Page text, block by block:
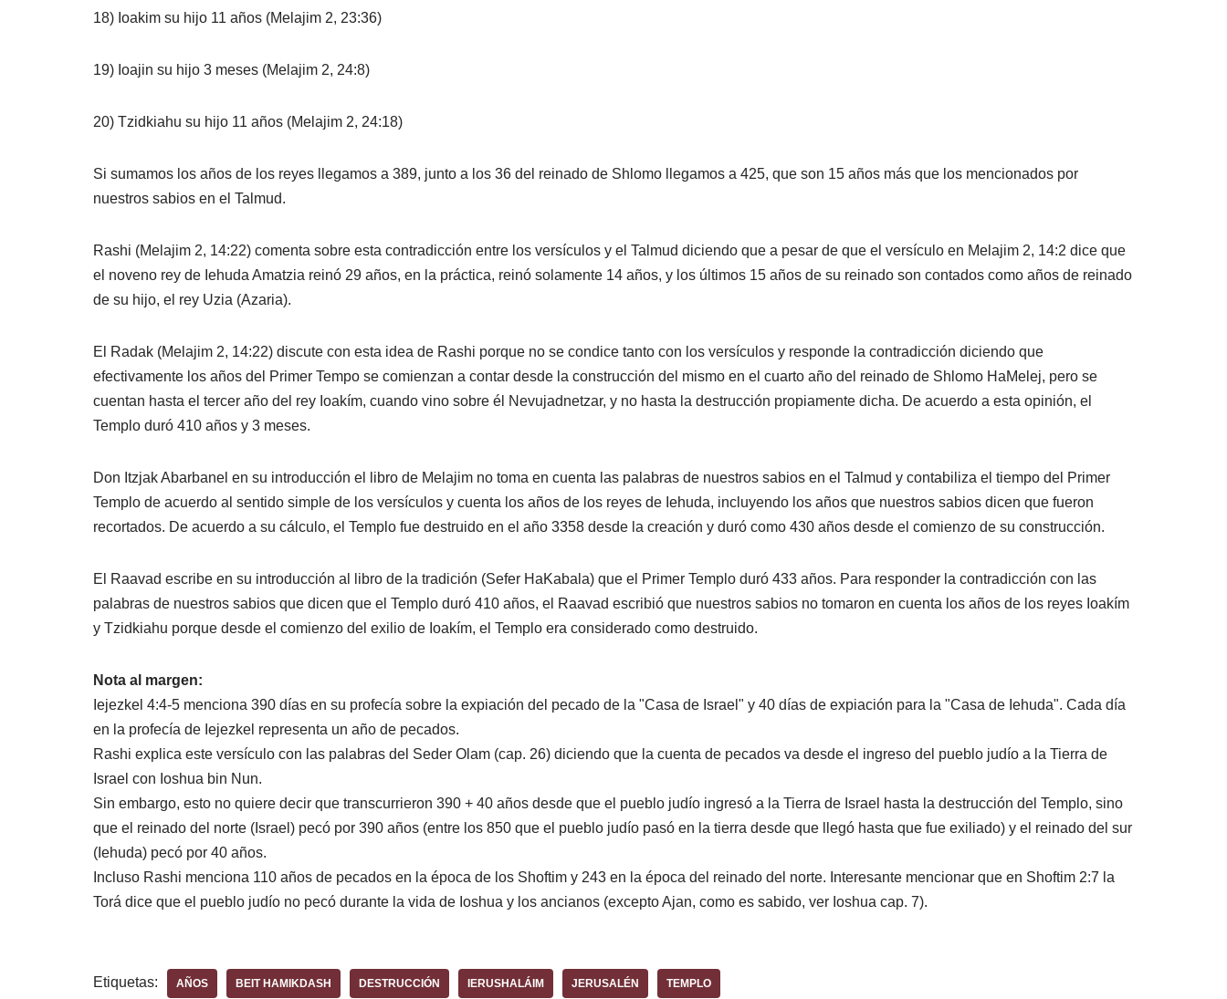
18) Ioakim su hijo 11 años (Melajim 2, 23:36)
19) Ioajin su hijo 3 meses (Melajim 2, 24:8)
20) Tzidkiahu su hijo 11 años (Melajim 2, 24:18)
Si sumamos los años de los reyes llegamos a 389, junto a los 36 del reinado de Shlomo llegamos a 425, que son 15 años más que los mencionados por
nuestros sabios en el Talmud.
Rashi (Melajim 2, 14:22) comenta sobre esta contradicción entre los versículos y el Talmud diciendo que a pesar de que el versículo en Melajim 2, 14:2 dice que
el noveno rey de Iehuda Amatzia reinó 29 años, en la práctica, reinó solamente 14 años, y los últimos 15 años de su reinado son contados como años de reinado
de su hijo, el rey Uzia (Azaria).
El Radak (Melajim 2, 14:22) discute con esta idea de Rashi porque no se condice tanto con los versículos y responde la contradicción diciendo que
efectivamente los años del Primer Tempo se comienzan a contar desde la construcción del mismo en el cuarto año del reinado de Shlomo HaMelej, pero se
cuentan hasta el tercer año del rey Ioakím, cuando vino sobre él Nevujadnetzar, y no hasta la destrucción propiamente dicha. De acuerdo a esta opinión, el
Templo duró 410 años y 3 meses.
Don Itzjak Abarbanel en su introducción el libro de Melajim no toma en cuenta las palabras de nuestros sabios en el Talmud y contabiliza el tiempo del Primer
Templo de acuerdo al sentido simple de los versículos y cuenta los años de los reyes de Iehuda, incluyendo los años que nuestros sabios dicen que fueron
recortados. De acuerdo a su cálculo, el Templo fue destruido en el año 3358 desde la creación y duró como 430 años desde el comienzo de su construcción.
El Raavad escribe en su introducción al libro de la tradición (Sefer HaKabala) que el Primer Templo duró 433 años. Para responder la contradicción con las
palabras de nuestros sabios que dicen que el Templo duró 410 años, el Raavad escribió que nuestros sabios no tomaron en cuenta los años de los reyes Ioakím
y Tzidkiahu porque desde el comienzo del exilio de Ioakím, el Templo era considerado como destruido.
Nota al margen:
Iejezkel 4:4-5 menciona 390 días en su profecía sobre la expiación del pecado de la "Casa de Israel" y 40 días de expiación para la "Casa de Iehuda". Cada día
en la profecía de Iejezkel representa un año de pecados.
Rashi explica este versículo con las palabras del Seder Olam (cap. 26) diciendo que la cuenta de pecados va desde el ingreso del pueblo judío a la Tierra de
Israel con Ioshua bin Nun.
Sin embargo, esto no quiere decir que transcurrieron 390 + 40 años desde que el pueblo judío ingresó a la Tierra de Israel hasta la destrucción del Templo, sino
que el reinado del norte (Israel) pecó por 390 años (entre los 850 que el pueblo judío pasó en la tierra desde que llegó hasta que fue exiliado) y el reinado del sur
(Iehuda) pecó por 40 años.
Incluso Rashi menciona 110 años de pecados en la época de los Shoftim y 243 en la época del reinado del norte. Interesante mencionar que en Shoftim 2:7 la
Torá dice que el pueblo judío no pecó durante la vida de Ioshua y los ancianos (excepto Ajan, como es sabido, ver Ioshua cap. 7).
Etiquetas: AÑOS BEIT HAMIKDASH DESTRUCCIÓN IERUSHALÁIM JERUSALÉN TEMPLO